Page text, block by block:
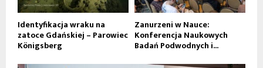
Identyfikacja wraku na
zatoce Gdańskiej – Parowiec
Königsberg
Zanurzeni w Nauce:
Konferencja Naukowych
Badań Podwodnych i...